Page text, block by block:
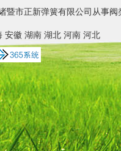
暨市正新弹簧有限公司从事
安徽 湖南 湖北 河南 河北